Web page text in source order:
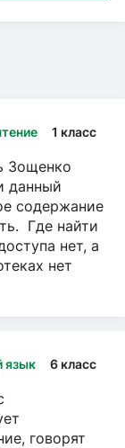
1 класс
Зощенко
данный
содержание
Где найти
нет, а
нет
язык 6 класс
говорят